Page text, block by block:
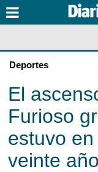
Deportes
El
Furioso
estuvo
veinte